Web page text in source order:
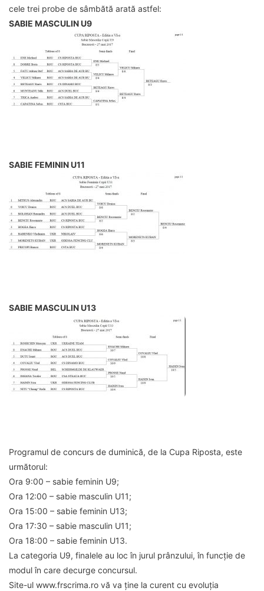
cele trei probe de sâmbătă arată astfel:
SABIE MASCULIN U9
SABIE FEMININ U11
SABIE MASCULIN U13
Programul de concurs de duminică, de la Cupa Riposta, este
următorul:
Ora 9:00 – sabie feminin U9;
Ora 12:00 – sabie masculin U11;
Ora 15:00 – sabie feminin U13;
Ora 17:30 – sabie masculin U11;
Ora 18:00 – sabie feminin U13.
La categoria U9, finalele au loc în jurul prânzului, în funcție de
modul în care decurge concursul.
Site-ul www.frscrima.ro vă va ține la curent cu evoluția